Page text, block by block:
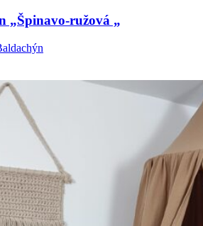
„Špinavo-ružová „